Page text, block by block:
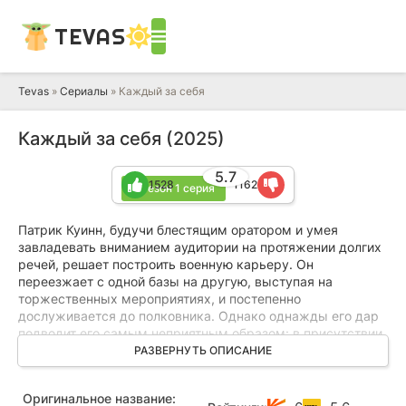
TEVAS
Tevas » Сериалы » Каждый за себя
Каждый за себя (2025)
2 сезон 1 серия
5.7
1528 1162
Патрик Куинн, будучи блестящим оратором и умея
завладевать вниманием аудитории на протяжении долгих
речей, решает построить военную карьеру. Он
переезжает с одной базы на другую, выступая на
торжественных мероприятиях, и постепенно
дослуживается до полковника. Однако однажды его дар
подводит его самым неприятным образом: в присутствии
высших офицеров он резко отклоняется от
запланированной темы и начинает жестко критиковать их
отправляют на маленькую базу Шропсдорф,
РАЗВЕРНУТЬ ОПИСАНИЕ
Оригинальное название: